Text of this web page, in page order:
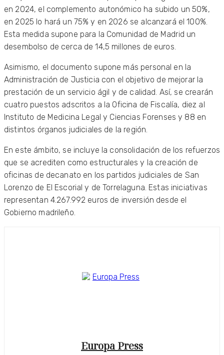
en 2024, el complemento autonómico ha subido un 50%,
en 2025 lo hará un 75% y en 2026 se alcanzará el 100%.
Esta medida supone para la Comunidad de Madrid un
desembolso de cerca de 14,5 millones de euros.
Asimismo, el documento supone más personal en la
Administración de Justicia con el objetivo de mejorar la
prestación de un servicio ágil y de calidad. Así, se crearán
cuatro puestos adscritos a la Oficina de Fiscalía, diez al
Instituto de Medicina Legal y Ciencias Forenses y 88 en
distintos órganos judiciales de la región.
En este ámbito, se incluye la consolidación de los refuerzos
que se acrediten como estructurales y la creación de
oficinas de decanato en los partidos judiciales de San
Lorenzo de El Escorial y de Torrelaguna. Estas iniciativas
representan 4.267.992 euros de inversión desde el
Gobierno madrileño.
Europa Press